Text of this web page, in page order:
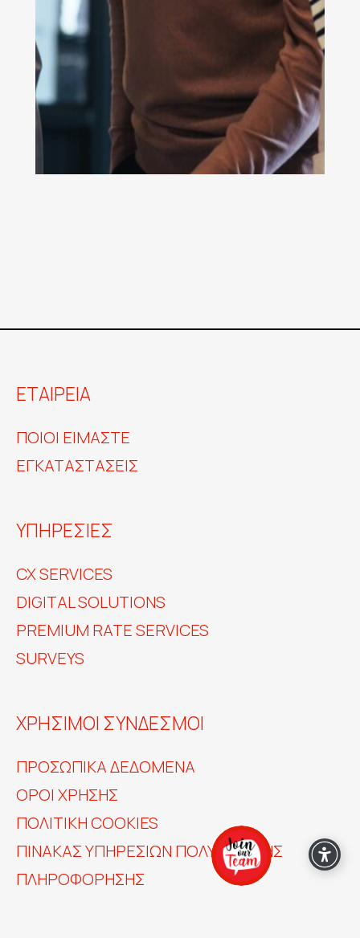
ΕΤΑΙΡΕΙΑ
ΠΟΙΟΙ ΕΙΜΑΣΤΕ
ΕΓΚΑΤΑΣΤΑΣΕΙΣ
ΥΠΗΡΕΣΙΕΣ
CX SERVICES
DIGITAL SOLUTIONS
PREMIUM RATE SERVICES
SURVEYS
ΧΡΗΣΙΜΟΙ ΣΥΝΔΕΣΜΟΙ
ΠΡΟΣΩΠΙΚΆ ΔΕΔΟΜΈΝΑ
ΟΡΟΙ ΧΡΗΣΗΣ
ΠΟΛΙΤΙΚΗ COOKIES
ΠΊΝΑΚΑΣ ΥΠΗΡΕΣΙΏΝ ΠΟΛΥΜΕΣΙΚΉΣ
ΠΛΗΡΟΦΌΡΗΣΗΣ